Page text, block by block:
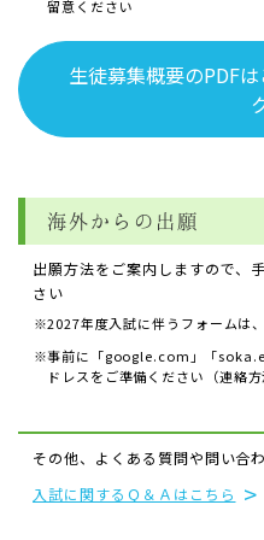
留意ください
生徒募集概要のPDF
海外からの出願
出願方法をご案内しますので、
さい
※2027年度入試に伴うフォームは
※事前に「google.com」「
ドレスをご準備ください（連絡
その他、よくある質問や問い合
入試に関するＱ＆Ａはこちら